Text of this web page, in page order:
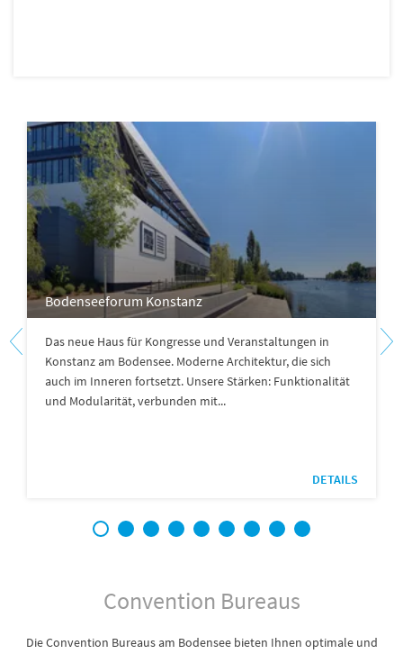
Bodenseeforum Konstanz
Das neue Haus für Kongresse und Veranstaltungen in
Konstanz am Bodensee. Moderne Architektur, die sich
auch im Inneren fortsetzt. Unsere Stärken: Funktionalität
und Modularität, verbunden mit...
DETAILS
1 2 3 4 5 6 7 8 9
Convention Bureaus
Die Convention Bureaus am Bodensee bieten Ihnen optimale und